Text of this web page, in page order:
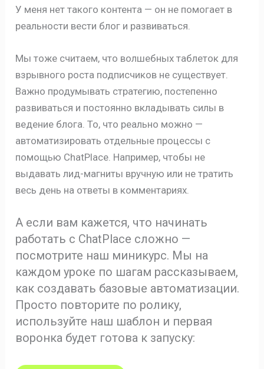
У меня нет такого контента — он не помогает в
реальности вести блог и развиваться.
Мы тоже считаем, что волшебных таблеток для
взрывного роста подписчиков не существует.
Важно продумывать стратегию, постепенно
развиваться и постоянно вкладывать силы в
ведение блога. То, что реально можно —
автоматизировать отдельные процессы с
помощью ChatPlace. Например, чтобы не
выдавать лид-магниты вручную или не тратить
весь день на ответы в комментариях.
А если вам кажется, что начинать
работать с ChatPlace сложно —
посмотрите наш миникурс. Мы на
каждом уроке по шагам рассказываем,
как создавать базовые автоматизации.
Просто повторите по ролику,
используйте наш шаблон и первая
воронка будет готова к запуску: